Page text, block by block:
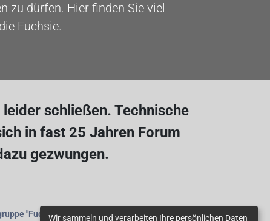
zu dürfen. Hier finden Sie viel
Fuchsie.
schließen. Technische
in fast 25 Jahren Forum
gezwungen.
"Fuchsienfreunde" beitreten.
Wir sammeln und verarbeiten Ihre persönlichen Daten